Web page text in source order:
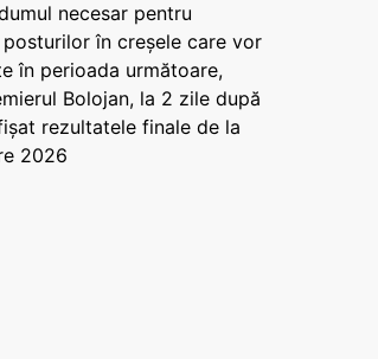
necesar pentru
în creșele care vor
în perioada următoare,
Bolojan, la 2 zile după
rezultatele finale de la
2026